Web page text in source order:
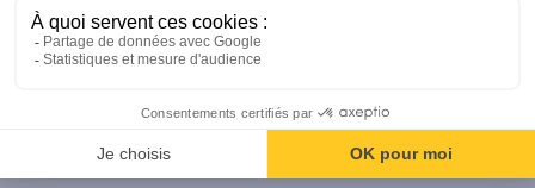
digiSchool Code
Examens blancs